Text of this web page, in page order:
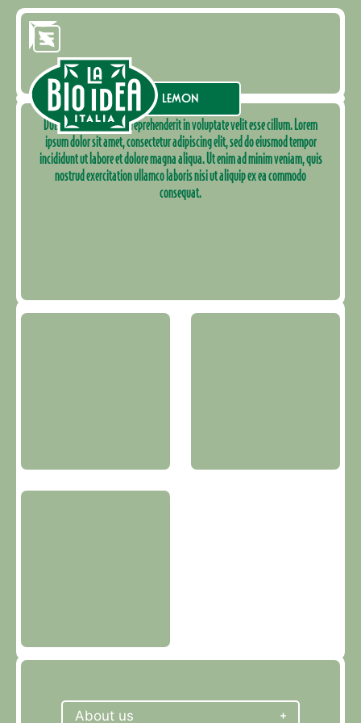
LEMON
Duis aute irure dolor in reprehenderit in voluptate velit esse cillum. Lorem
ipsum dolor sit amet, consectetur adipiscing elit, sed do eiusmod tempor
incididunt ut labore et dolore magna aliqua. Ut enim ad minim veniam, quis
nostrud exercitation ullamco laboris nisi ut aliquip ex ea commodo
consequat.
About us